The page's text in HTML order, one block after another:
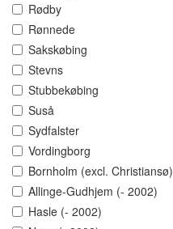
Rødby
Rønnede
Sakskøbing
Stevns
Stubbekøbing
Suså
Sydfalster
Vordingborg
Bornholm (excl. Christiansø)
Allinge-Gudhjem (- 2002)
Hasle (- 2002)